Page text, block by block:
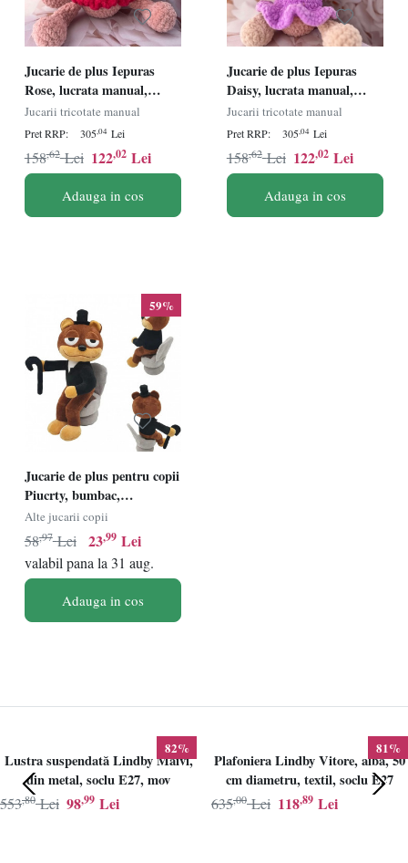
Jucarie de plus Iepuras
Rose, lucrata manual,
handmade, textil, rosu/alb,
48 cm
Jucarii tricotate manual
Pret RRP: 305,04 Lei
122,02 Lei
158,62 Lei
Adauga in cos
Jucarie de plus Iepuras
Daisy, lucrata manual,
handmade, textil,
mov/roz/bej, 44 cm
Jucarii tricotate manual
Pret RRP: 305,04 Lei
122,02 Lei
158,62 Lei
Adauga in cos
59%
Jucarie de plus pentru copii
Piucrty, bumbac,
maro/negru/gri, 31 cm
Alte jucarii copii
23,99 Lei
58,97 Lei
valabil pana la 31 aug.
Adauga in cos
82%
Lustra suspendată Lindby Maivi,
din metal, soclu E27, mov
98,99 Lei
553,80 Lei
81%
Plafoniera Lindby Vitore, alba, 50
cm diametru, textil, soclu E27
118,89 Lei
635,00 Lei